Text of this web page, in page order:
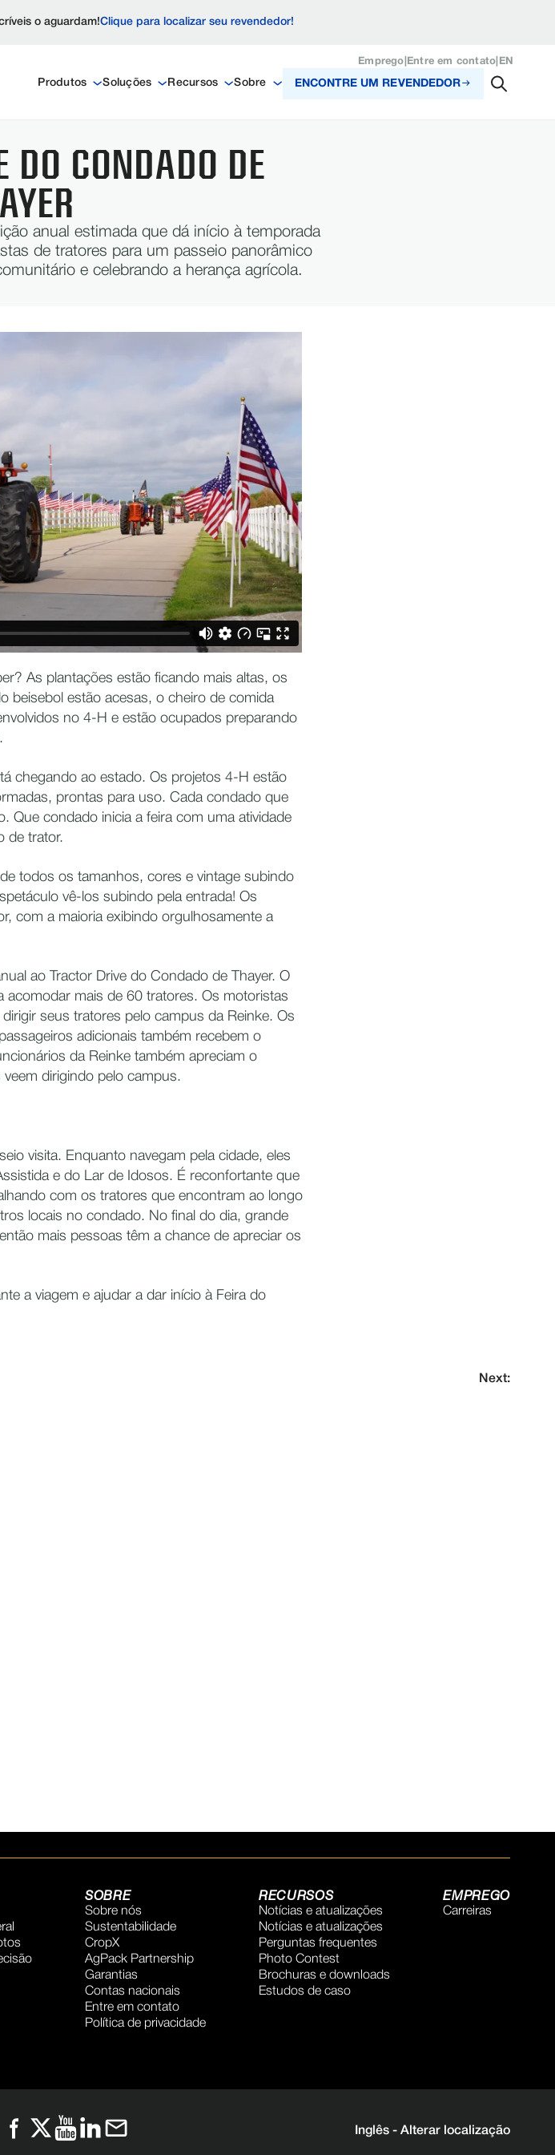
o aguardam!Clique para localizar seu revendedor!
Emprego Entre em contato EN
Produtos Soluções Recursos Sobre ENCONTRE UM REVENDEDOR
CONDADO DE
anual estimada que dá início à temporada
de tratores para um passeio panorâmico
e celebrando a herança agrícola.
As plantações estão ficando mais altas, os
beisebol estão acesas, o cheiro de comida
no 4-H e estão ocupados preparando
chegando ao estado. Os projetos 4-H estão
prontas para uso. Cada condado que
Que condado inicia a feira com uma atividade
de trator.
todos os tamanhos, cores e vintage subindo
vê-los subindo pela entrada! Os
com a maioria exibindo orgulhosamente a
ao Tractor Drive do Condado de Thayer. O
acomodar mais de 60 tratores. Os motoristas
seus tratores pelo campus da Reinke. Os
adicionais também recebem o
da Reinke também apreciam o
dirigindo pelo campus.
visita. Enquanto navegam pela cidade, eles
e do Lar de Idosos. É reconfortante que
com os tratores que encontram ao longo
locais no condado. No final do dia, grande
mais pessoas têm a chance de apreciar os
a viagem e ajudar a dar início à Feira do
Next:
SOBRE
Sobre nós
Sustentabilidade
CropX
AgPack Partnership
Garantias
Contas nacionais
Entre em contato
Política de privacidade
RECURSOS
Notícias e atualizações
Notícias e atualizações
Perguntas frequentes
Photo Contest
Brochuras e downloads
Estudos de caso
EMPREGO
Carreiras
Inglês - Alterar localização